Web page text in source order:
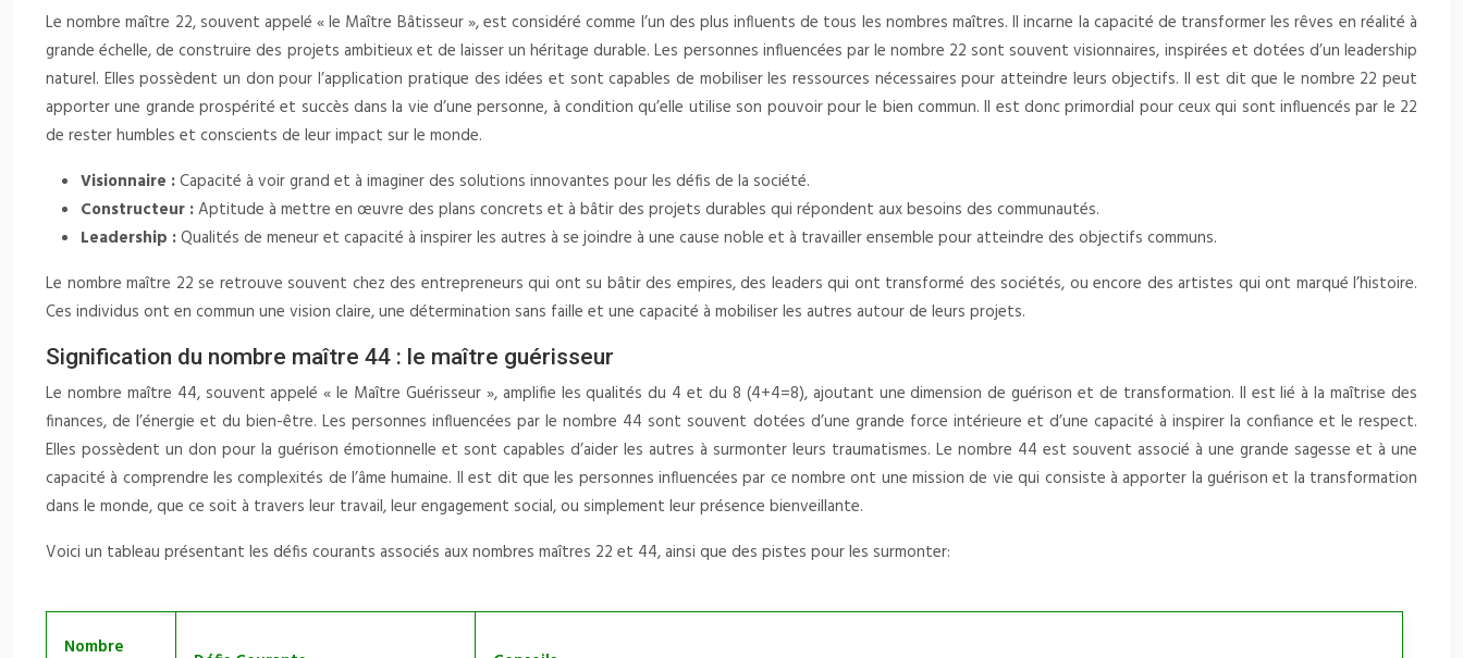
Le nombre maître 22, souvent appelé « le Maître Bâtisseur », est considéré comme l’un des plus influents de tous les nombres maîtres. Il incarne la capacité de transformer les rêves en réalité à
grande échelle, de construire des projets ambitieux et de laisser un héritage durable. Les personnes influencées par le nombre 22 sont souvent visionnaires, inspirées et dotées d’un leadership
naturel. Elles possèdent un don pour l’application pratique des idées et sont capables de mobiliser les ressources nécessaires pour atteindre leurs objectifs. Il est dit que le nombre 22 peut
apporter une grande prospérité et succès dans la vie d’une personne, à condition qu’elle utilise son pouvoir pour le bien commun. Il est donc primordial pour ceux qui sont influencés par le 22
de rester humbles et conscients de leur impact sur le monde.
Visionnaire :Capacité à voir grand et à imaginer des solutions innovantes pour les défis de la société.
Constructeur :Aptitude à mettre en œuvre des plans concrets et à bâtir des projets durables qui répondent aux besoins des communautés.
Leadership :Qualités de meneur et capacité à inspirer les autres à se joindre à une cause noble et à travailler ensemble pour atteindre des objectifs communs.
Le nombre maître 22 se retrouve souvent chez des entrepreneurs qui ont su bâtir des empires, des leaders qui ont transformé des sociétés, ou encore des artistes qui ont marqué l’histoire.
Ces individus ont en commun une vision claire, une détermination sans faille et une capacité à mobiliser les autres autour de leurs projets.
Signification du nombre maître 44 : le maître guérisseur
Le nombre maître 44, souvent appelé « le Maître Guérisseur », amplifie les qualités du 4 et du 8 (4+4=8), ajoutant une dimension de guérison et de transformation. Il est lié à la maîtrise des
finances, de l’énergie et du bien-être. Les personnes influencées par le nombre 44 sont souvent dotées d’une grande force intérieure et d’une capacité à inspirer la confiance et le respect.
Elles possèdent un don pour la guérison émotionnelle et sont capables d’aider les autres à surmonter leurs traumatismes. Le nombre 44 est souvent associé à une grande sagesse et à une
capacité à comprendre les complexités de l’âme humaine. Il est dit que les personnes influencées par ce nombre ont une mission de vie qui consiste à apporter la guérison et la transformation
dans le monde, que ce soit à travers leur travail, leur engagement social, ou simplement leur présence bienveillante.
Voici un tableau présentant les défis courants associés aux nombres maîtres 22 et 44, ainsi que des pistes pour les surmonter:
Nombre